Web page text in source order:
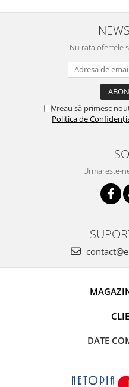
Nu rata ofertele
Vreau să primesc
Politica de
Urmareste-
DATE